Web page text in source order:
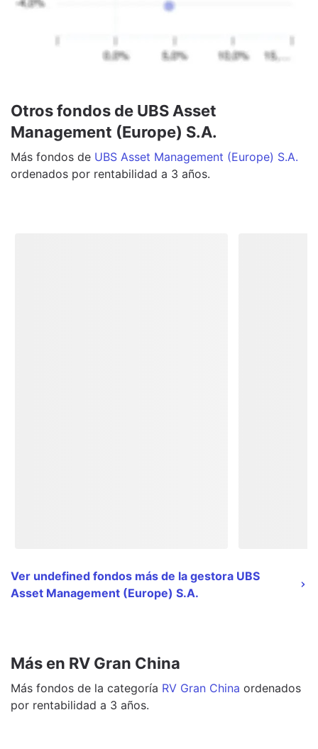
Otros fondos de UBS Asset
Management (Europe) S.A.
Más fondos de UBS Asset Management (Europe) S.A.
ordenados por rentabilidad a 3 años.
Ver undefined fondos más de la gestora UBS
Asset Management (Europe) S.A.
Más en RV Gran China
Más fondos de la categoría RV Gran China ordenados
por rentabilidad a 3 años.